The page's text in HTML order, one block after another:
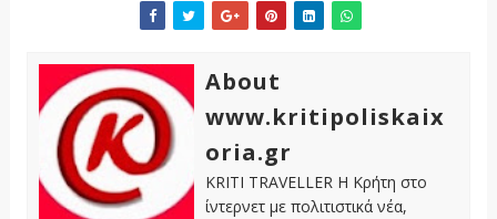
About
www.kritipoliskaix
oria.gr
KRITI TRAVELLER Η Κρήτη στο
ίντερνετ με πολιτιστικά νέα,